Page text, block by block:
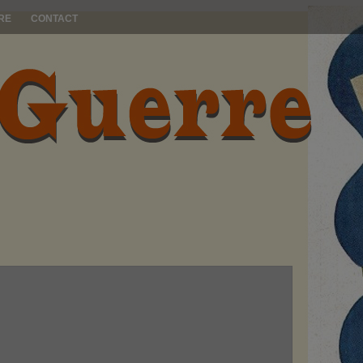
CONTACT